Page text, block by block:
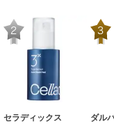
セラディックス ダル